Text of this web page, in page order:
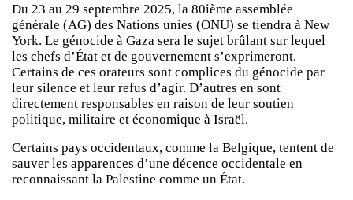
Du 23 au 29 septembre 2025, la 80ième assemblée
générale (AG) des Nations unies (ONU) se tiendra à New
York. Le génocide à Gaza sera le sujet brûlant sur lequel
les chefs d’État et de gouvernement s’exprimeront.
Certains de ces orateurs sont complices du génocide par
leur silence et leur refus d’agir. D’autres en sont
directement responsables en raison de leur soutien
politique, militaire et économique à Israël.
Certains pays occidentaux, comme la Belgique, tentent de
sauver les apparences d’une décence occidentale en
reconnaissant la Palestine comme un État.